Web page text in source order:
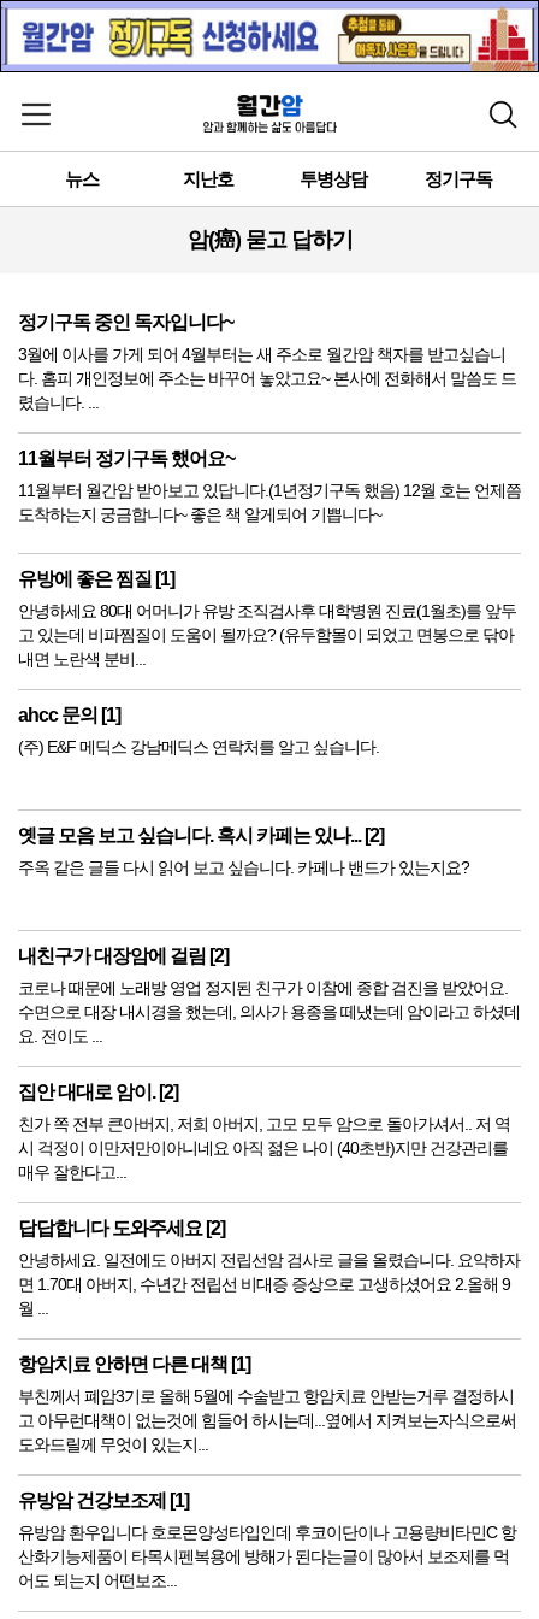
메뉴 열기 검색
뉴스 지난호 투병상담 정기구독
암(癌) 묻고 답하기
정기구독 중인 독자입니다~
3월에 이사를 가게 되어 4월부터는 새 주소로 월간암 책자를 받고싶습니
다. 홈피 개인정보에 주소는 바꾸어 놓았고요~ 본사에 전화해서 말씀도 드
11월부터 정기구독 했어요~
11월부터 월간암 받아보고 있답니다.(1년정기구독 했음) 12월 호는 언제쯤
도착하는지 궁금합니다~ 좋은 책 알게되어 기쁩니다~
유방에 좋은 찜질 [1]
안녕하세요 80대 어머니가 유방 조직검사후 대학병원 진료(1월초)를 앞두
고 있는데 비파찜질이 도움이 될까요? (유두함몰이 되었고 면봉으로 닦아
내면 노란색 분비...
ahcc 문의 [1]
(주) E&F 메딕스 강남메딕스 연락처를 알고 싶습니다.
옛글 모음 보고 싶습니다. 혹시 카페는 있나... [2]
주옥 같은 글들 다시 읽어 보고 싶습니다. 카페나 밴드가 있는지요?
내친구가 대장암에 걸림 [2]
코로나 때문에 노래방 영업 정지된 친구가 이참에 종합 검진을 받았어요.
수면으로 대장 내시경을 했는데, 의사가 용종을 떼냈는데 암이라고 하셨데
요. 전이도 ...
집안 대대로 암이. [2]
친가 쪽 전부 큰아버지, 저희 아버지, 고모 모두 암으로 돌아가셔서.. 저 역
시 걱정이 이만저만이아니네요 아직 젊은 나이 (40초반)지만 건강관리를
매우 잘한다고...
답답합니다 도와주세요 [2]
안녕하세요. 일전에도 아버지 전립선암 검사로 글을 올렸습니다. 요약하자
면 1.70대 아버지, 수년간 전립선 비대증 증상으로 고생하셨어요 2.올해 9
월 ...
항암치료 안하면 다른 대책 [1]
부친께서 폐암3기로 올해 5월에 수술받고 항암치료 안받는거루 결정하시
고 아무런대책이 없는것에 힘들어 하시는데...옆에서 지켜보는자식으로써
도와드릴께 무엇이 있는지...
유방암 건강보조제 [1]
유방암 환우입니다 호로몬양성타입인데 후코이단이나 고용량비타민C 항
산화기능제품이 타목시펜복용에 방해가 된다는글이 많아서 보조제를 먹
어도 되는지 어떤보조...